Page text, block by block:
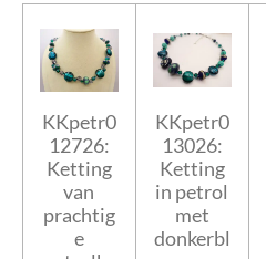
KKpetr0
12726:
Ketting
van
prachtig
e
KKpetr0
13026:
Ketting
in petrol
met
donkerbl